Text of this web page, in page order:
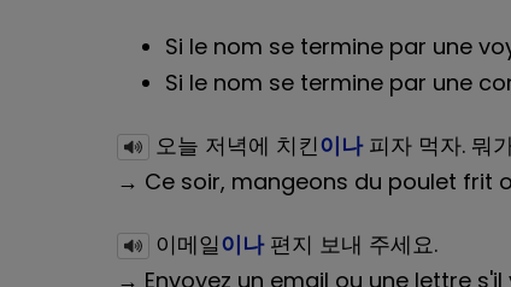
Si le nom se termine par une
Si le nom se termine par une
오늘 저녁에 치킨이나피자 먹자. 뭐
→ Ce soir, mangeons du poulet frit
이메일이나편지 보내 주세요.
→ Envoyez un email ou une lettre